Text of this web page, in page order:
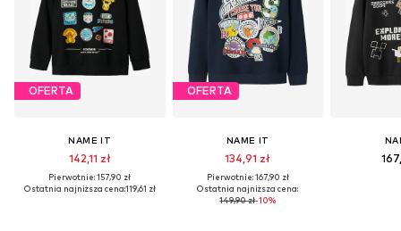
OFERTA
NAME IT
142,11 zł
Pierwotnie: 157,90 zł
Ostatnia najniższa cena:119,61 zł
OFERTA
NAME IT
134,91 zł
Pierwotnie: 167,90 zł
Ostatnia najniższa cena:
149,90 zł-10%